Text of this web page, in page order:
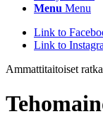
Menu Menu
Link to
Link to
Ammattitaitoiset